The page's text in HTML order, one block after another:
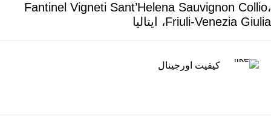
Fantinel Vigneti Sant’Helena Sauvignon Collio،
Friuli-Venezia Giulia، ایتالیا
کیفیت اورجینال